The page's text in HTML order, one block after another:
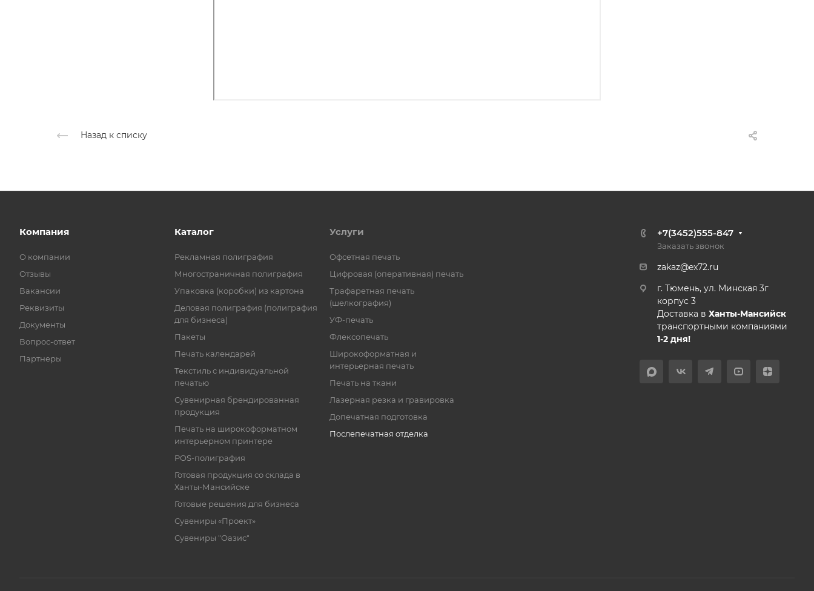
Назад к списку
Компания
О компании
Отзывы
Вакансии
Реквизиты
Документы
Вопрос-ответ
Партнеры
Каталог
Рекламная полиграфия
Многостраничная полиграфия
Упаковка (коробки) из картона
Деловая полиграфия (полиграфия
для бизнеса)
Пакеты
Печать календарей
Текстиль с индивидуальной
печатью
Сувенирная брендированная
продукция
Печать на широкоформатном
интерьерном принтере
POS-полиграфия
Готовая продукция со склада в
Ханты-Мансийске
Готовые решения для бизнеса
Сувениры «Проект»
Сувениры "Оазис"
Услуги
Офсетная печать
Цифровая (оперативная) печать
Трафаретная печать
(шелкография)
УФ-печать
Флексопечать
Широкоформатная и
интерьерная печать
Печать на ткани
Лазерная резка и гравировка
Допечатная подготовка
Послепечатная отделка
+7(3452)555-847
Заказать звонок
zakaz@ex72.ru
г. Тюмень, ул. Минская 3г
корпус 3
Доставка в Ханты-Мансийск
транспортными компаниями
1-2 дня!